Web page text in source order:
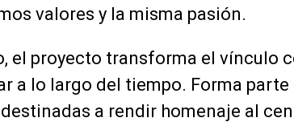
valores y la misma pasión.
el proyecto transforma el vínculo
a lo largo del tiempo. Forma parte
a rendir homenaje al